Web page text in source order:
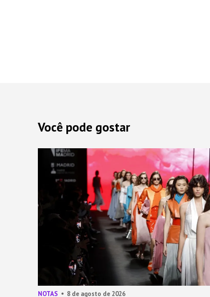
Você pode gostar
NOTAS 8 de agosto de 2026